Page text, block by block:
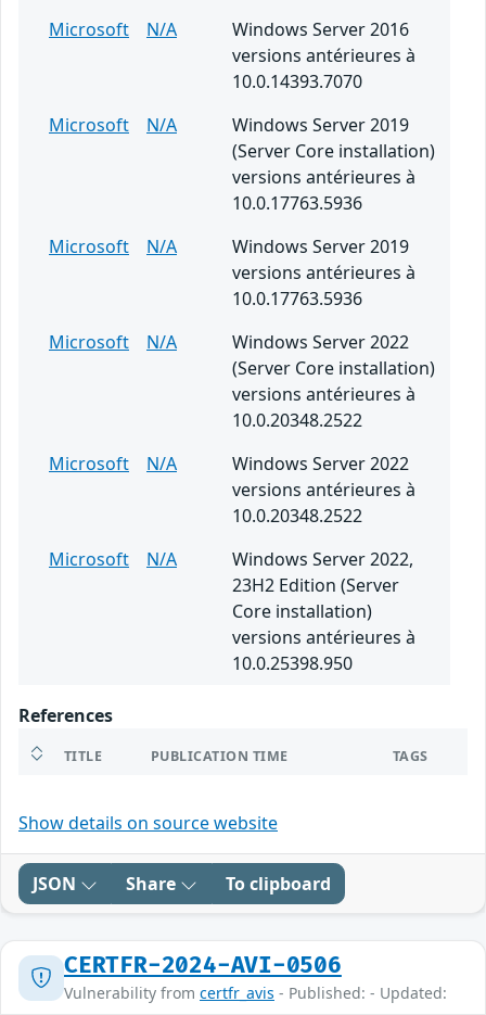
Microsoft
N/A
Windows Server 2016
versions antérieures à
10.0.14393.7070
Microsoft
N/A
Windows Server 2019
(Server Core installation)
versions antérieures à
10.0.17763.5936
Microsoft
N/A
Windows Server 2019
versions antérieures à
10.0.17763.5936
Microsoft
N/A
Windows Server 2022
(Server Core installation)
versions antérieures à
10.0.20348.2522
Microsoft
N/A
Windows Server 2022
versions antérieures à
10.0.20348.2522
Microsoft
N/A
Windows Server 2022,
23H2 Edition (Server
Core installation)
versions antérieures à
10.0.25398.950
References
TITLE PUBLICATION TIME TAGS
Show details on source website
JSON Share To clipboard
CERTFR-2024-AVI-0506
Vulnerability from certfr_avis - Published: - Updated: